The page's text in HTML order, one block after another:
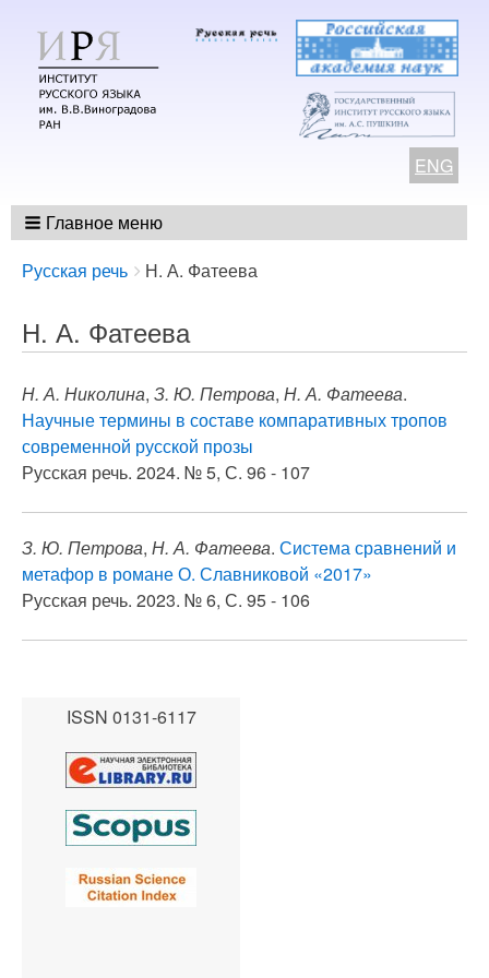
ENG
Главное меню
Breadcrumbs
You
here:
Русская речь Н. А. Фатеева
Н. А. Фатеева
Н. А. Николина, З. Ю. Петрова, Н. А. Фатеева.
Научные термины в составе компаративных тропов
современной русской прозы
Русская речь. 2024. № 5, С. 96 - 107
З. Ю. Петрова, Н. А. Фатеева. Система сравнений и
метафор в романе О. Славниковой «2017»
Русская речь. 2023. № 6, С. 95 - 106
ISSN 0131-6117